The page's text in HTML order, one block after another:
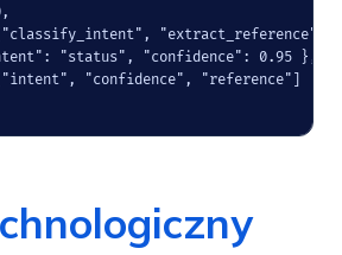
"extract_reference"],
"status", "confidence": 0.95 },
"confidence", "reference"]